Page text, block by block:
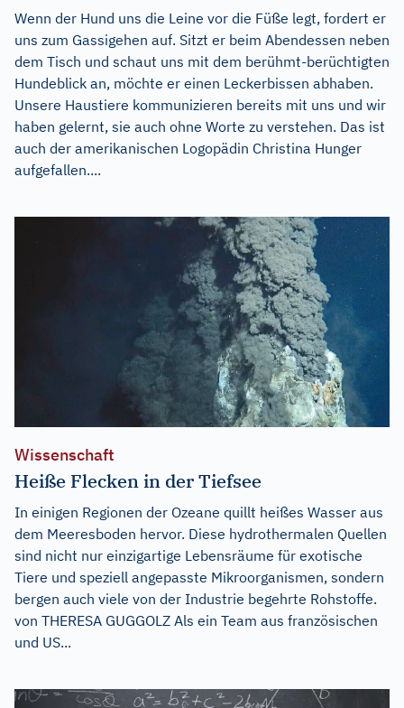
Wenn der Hund uns die Leine vor die Füße legt, fordert er
uns zum Gassigehen auf. Sitzt er beim Abendessen neben
dem Tisch und schaut uns mit dem berühmt-berüchtigten
Hundeblick an, möchte er einen Leckerbissen abhaben.
Unsere Haustiere kommunizieren bereits mit uns und wir
haben gelernt, sie auch ohne Worte zu verstehen. Das ist
auch der amerikanischen Logopädin Christina Hunger
aufgefallen....
Wissenschaft
Heiße Flecken in der Tiefsee
In einigen Regionen der Ozeane quillt heißes Wasser aus
dem Meeresboden hervor. Diese hydrothermalen Quellen
sind nicht nur einzigartige Lebensräume für exotische
Tiere und speziell angepasste Mikroorganismen, sondern
bergen auch viele von der Industrie begehrte Rohstoffe.
von THERESA GUGGOLZ Als ein Team aus französischen
und US...